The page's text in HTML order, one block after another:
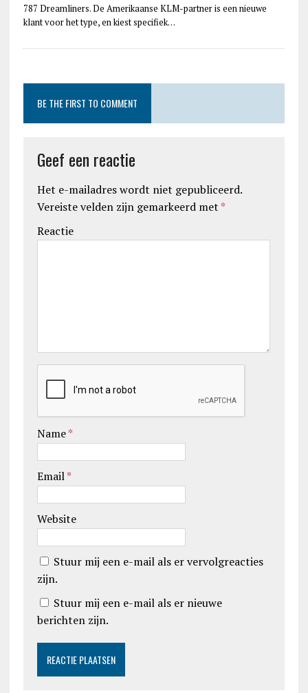
787 Dreamliners. De Amerikaanse KLM-partner is een nieuwe
klant voor het type, en kiest specifiek…
BE THE FIRST TO COMMENT
Geef een reactie
Het e-mailadres wordt niet gepubliceerd.
Vereiste velden zijn gemarkeerd met *
Reactie
Name*
Email*
Website
Stuur mij een e-mail als er vervolgreacties
zijn.
Stuur mij een e-mail als er nieuwe
berichten zijn.